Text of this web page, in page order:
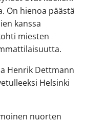
On hienoa päästä
kanssa
miesten
Henrik Dettmann
Helsinki
nuorten